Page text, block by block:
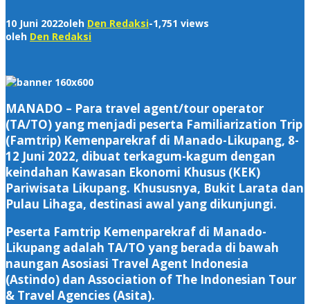
10 Juni 2022oleh Den Redaksi-1,751 views
oleh Den Redaksi
MANADO – Para travel agent/tour operator
(TA/TO) yang menjadi peserta Familiarization Trip
(Famtrip) Kemenparekraf di Manado-Likupang, 8-
12 Juni 2022, dibuat terkagum-kagum dengan
keindahan Kawasan Ekonomi Khusus (KEK)
Pariwisata Likupang. Khususnya, Bukit Larata dan
Pulau Lihaga, destinasi awal yang dikunjungi.
Peserta Famtrip Kemenparekraf di Manado-
Likupang adalah TA/TO yang berada di bawah
naungan Asosiasi Travel Agent Indonesia
(Astindo) dan Association of The Indonesian Tour
& Travel Agencies (Asita).